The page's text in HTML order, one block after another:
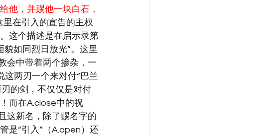
他，并赐他一块白石，
里在引入的宣告的主权
这个描述是在启示录第
如同烈日放光”。这里
会中带着两个掺杂，一
这两刃一个来对付“巴兰
的剑，不仅仅是对付
而在A.close中的祝
这新名，除了赐名字的
是“引入”（A.open）还